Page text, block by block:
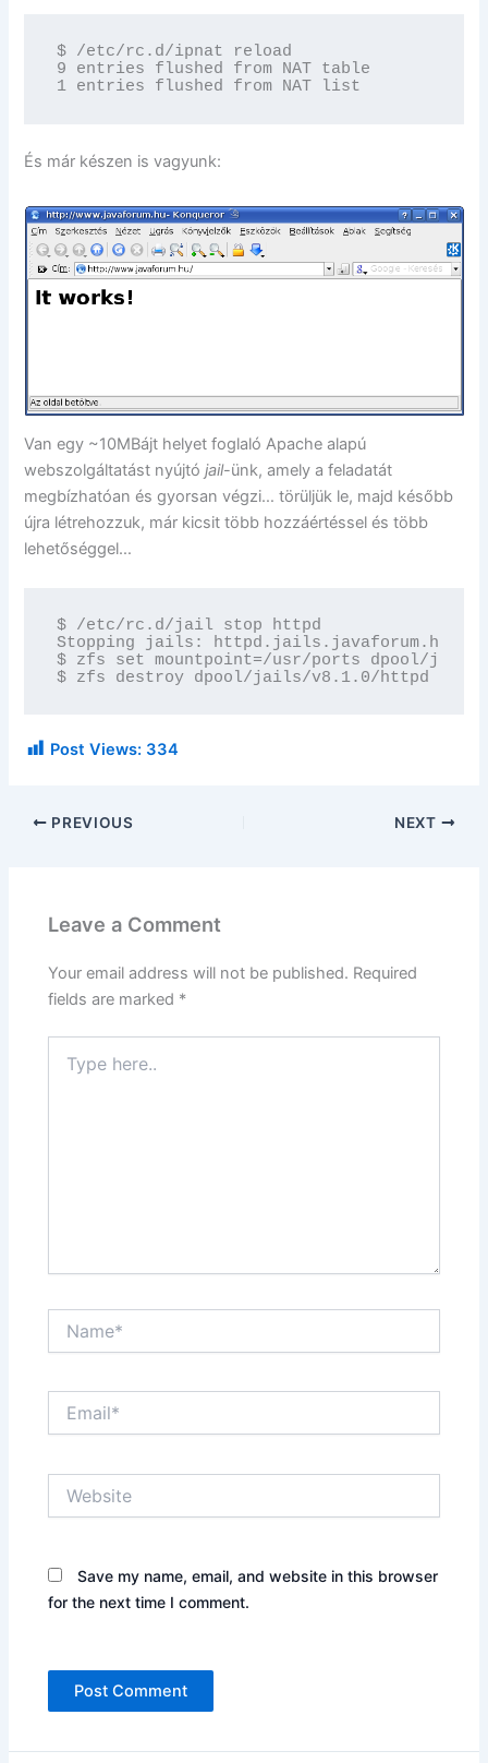
$ /etc/rc.d/ipnat reload
9 entries flushed from NAT table
1 entries flushed from NAT list
És már készen is vagyunk:
Van egy ~10MBájt helyet foglaló Apache alapú
webszolgáltatást nyújtójail-ünk, amely a feladatát
megbízhatóan és gyorsan végzi… törüljük le, majd később
újra létrehozzuk, már kicsit több hozzáértéssel és több
lehetőséggel…
$ /etc/rc.d/jail stop httpd
Stopping jails: httpd.jails.javaforum.hu.
$ zfs set mountpoint=/usr/ports dpool/
$ zfs destroy dpool/jails/v8.1.0/httpd
Post Views: 334
PREVIOUS NEXT
Leave a Comment
Your email address will not be published. Required
fields are marked *
here..
Save my name, email, and website in this browser
for the next time I comment.